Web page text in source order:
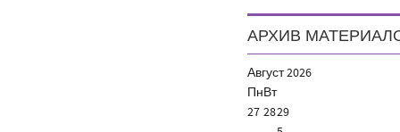
АРХИВ
Август2026
ПнВт
27 2829